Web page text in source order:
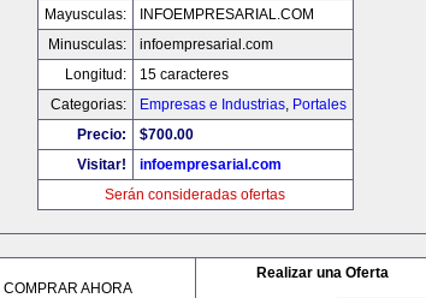
Mayusculas:
INFOEMPRESARIAL.COM
Minusculas:
infoempresarial.com
Longitud:
15 caracteres
Categorias:
Empresas e Industrias, Portales
Precio:
$700.00
Visitar!
infoempresarial.com
Serán consideradas ofertas
COMPRAR AHORA
Realizar una Oferta